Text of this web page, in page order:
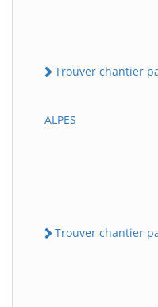
Trouver chantier
ALPES
Trouver chantier